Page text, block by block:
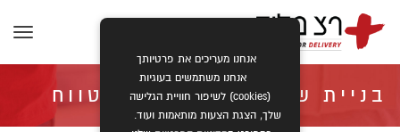
בניית שותפויות ארוכות טווח
אנחנו מעריכים את פרטיותך
אנחנו משתמשים בעוגיות
(cookies) לשיפור חוויית הגלישה
שלך, הצגת הצעות מותאמות ועוד.